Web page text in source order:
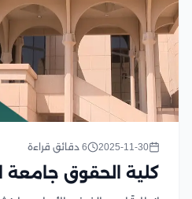
2025-11-30 6 دقائق قراءة
كلية الحقوق